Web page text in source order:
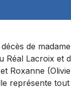
de
Réal Lacroix et
Roxanne
représente